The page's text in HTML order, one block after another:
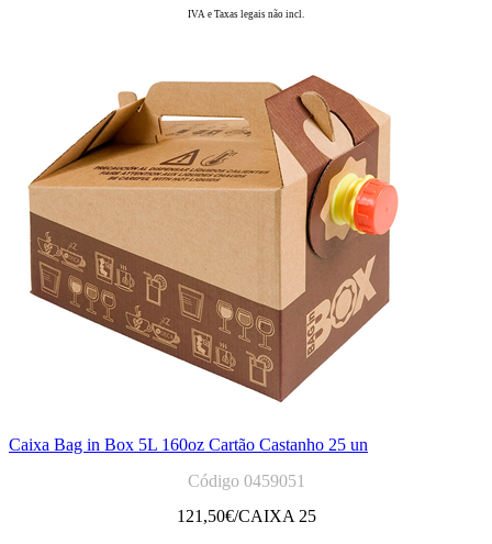
IVA e Taxas legais não incl.
Caixa Bag in Box 5L 160oz Cartão Castanho 25 un
Código 0459051
121,50€/CAIXA 25